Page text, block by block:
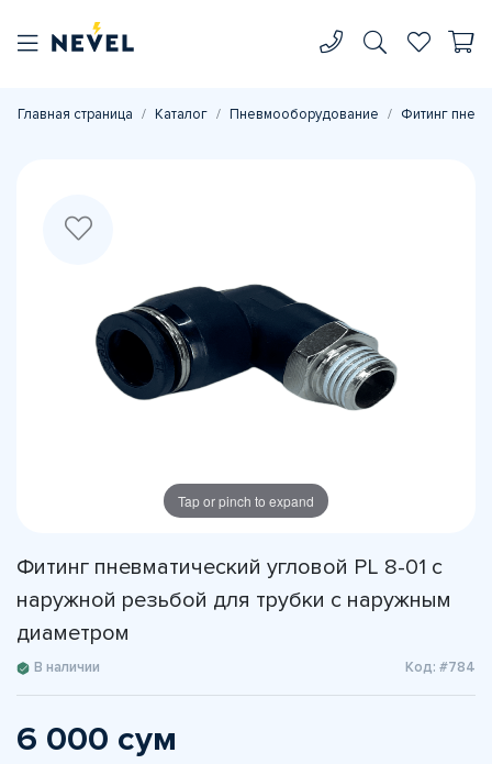
Главная страница Каталог Пневмооборудование Фитинг
Tap or pinch to expand
Фитинг пневматический угловой PL 8-01 с
наружной резьбой для трубки с наружным
диаметром
В наличии Код: #784
6 000 сум